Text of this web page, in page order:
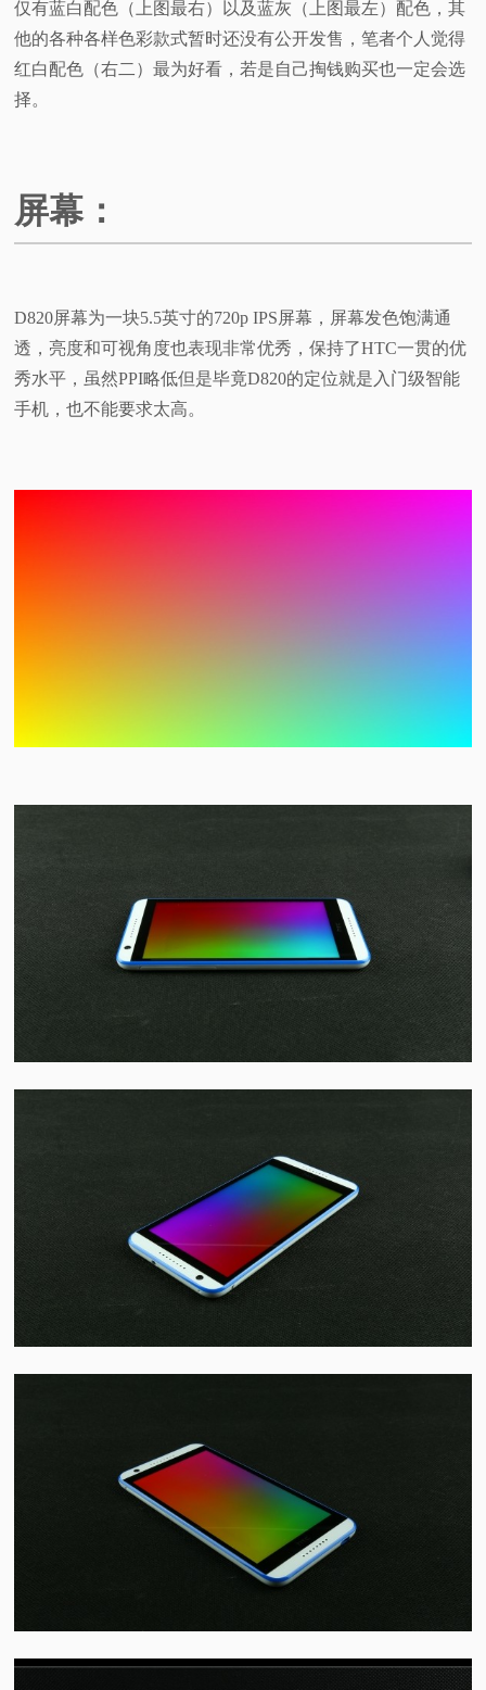
仅有蓝白配色（上图最右）以及蓝灰（上图最左）配色，其
他的各种各样色彩款式暂时还没有公开发售，笔者个人觉得
红白配色（右二）最为好看，若是自己掏钱购买也一定会选
择。
屏幕：
D820屏幕为一块5.5英寸的720p IPS屏幕，屏幕发色饱满通
透，亮度和可视角度也表现非常优秀，保持了HTC一贯的优
秀水平，虽然PPI略低但是毕竟D820的定位就是入门级智能
手机，也不能要求太高。